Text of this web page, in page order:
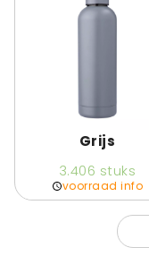
Grijs
3.406 stuks
voorraad info